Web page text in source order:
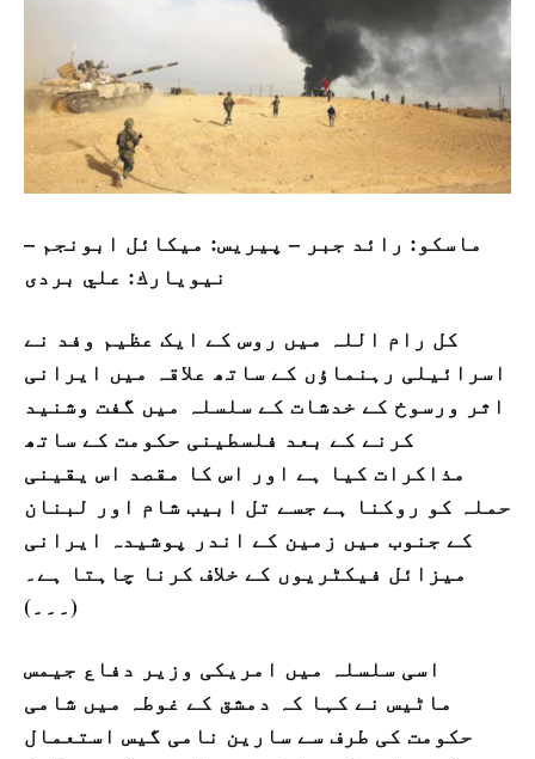
ماسكو: رائد جبر – پیريس: ميکائل ابونجم –
نيويارك: علي بردى
کل رام اللہ میں روس کے ایک عظیم وفد نے
اسرائیلی رہنماؤں کے ساتھ علاقہ میں ایرانی
اثر ورسوخ کے خدشات کے سلسلہ میں گفت وشنید
کرنے کے بعد فلسطینی حکومت کے ساتھ
مذاکرات کیا ہے اور اس کا مقصد اس یقینی
حملہ کو روکنا ہے جسے تل ابیب شام اور لبنان
کے جنوب میں زمین کے اندر پوشیدہ ایرانی
میزائل فیکٹریوں کے خلاف کرنا چاہتا ہے۔
(۔۔۔)
اسی سلسلہ میں امریکی وزیر دفاع جیمس
ماٹیس نے کہا کہ دمشق کے غوطہ میں شامی
حکومت کی طرف سے سارین نامی گیس استعمال